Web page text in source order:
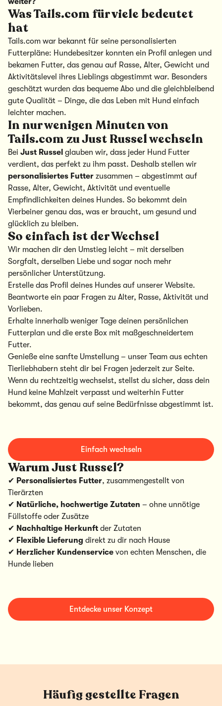
Was Tails.com für viele bedeutet
hat
Tails.com war bekannt für seine personalisierten
Futterpläne: Hundebesitzer konnten ein Profil anlegen und
bekamen Futter, das genau auf Rasse, Alter, Gewicht und
Aktivitätslevel ihres Lieblings abgestimmt war. Besonders
geschätzt wurden das bequeme Abo und die gleichbleibend
gute Qualität – Dinge, die das Leben mit Hund einfach
leichter machen.
In nur wenigen Minuten von
Tails.com zu Just Russel wechseln
Bei Just Russel glauben wir, dass jeder Hund Futter
verdient, das perfekt zu ihm passt. Deshalb stellen wir
personalisiertes Futter zusammen – abgestimmt auf
Rasse, Alter, Gewicht, Aktivität und eventuelle
Empfindlichkeiten deines Hundes. So bekommt dein
Vierbeiner genau das, was er braucht, um gesund und
glücklich zu bleiben.
So einfach ist der Wechsel
Wir machen dir den Umstieg leicht – mit derselben
Sorgfalt, derselben Liebe und sogar noch mehr
persönlicher Unterstützung.
Erstelle das Profil deines Hundes auf unserer Website.
Beantworte ein paar Fragen zu Alter, Rasse, Aktivität und
Vorlieben.
Erhalte innerhalb weniger Tage deinen persönlichen
Futterplan und die erste Box mit maßgeschneidertem
Futter.
Genieße eine sanfte Umstellung – unser Team aus echten
Tierliebhabern steht dir bei Fragen jederzeit zur Seite.
Wenn du rechtzeitig wechselst, stellst du sicher, dass dein
Hund keine Mahlzeit verpasst und weiterhin Futter
bekommt, das genau auf seine Bedürfnisse abgestimmt ist.
Einfach wechseln
Warum Just Russel?
✔ Personalisiertes Futter, zusammengestellt von
Tierärzten
✔ Natürliche, hochwertige Zutaten – ohne unnötige
Füllstoffe oder Zusätze
✔ Nachhaltige Herkunft der Zutaten
✔ Flexible Lieferung direkt zu dir nach Hause
✔ Herzlicher Kundenservice von echten Menschen, die
Hunde lieben
Entdecke unser Konzept
Häufig gestellte Fragen